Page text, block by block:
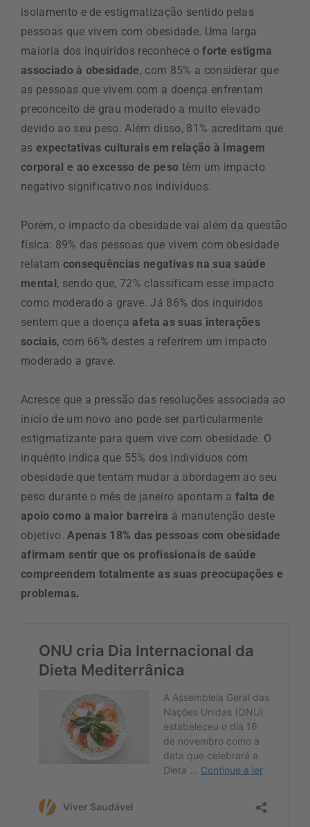
isolamento e de estigmatização sentido pelas
pessoas que vivem com obesidade. Uma larga
maioria dos inquiridos reconhece oforte estigma
associado à obesidade, com 85% a considerar que
as pessoas que vivem com a doença enfrentam
preconceito de grau moderado a muito elevado
devido ao seu peso. Além disso, 81% acreditam que
as expectativas culturais em relação à imagem
corporal e ao excesso de peso têm um impacto
negativo significativo nos indivíduos.
Porém, o impacto da obesidade vai além da questão
física: 89% das pessoas que vivem com obesidade
relatam consequências negativas na sua saúde
mental, sendo que, 72% classificam esse impacto
como moderado a grave. Já 86% dos inquiridos
sentem que a doençaafeta as suas interações
sociais, com 66% destes a referirem um impacto
moderado a grave.
Acresce que a pressão das resoluções associada ao
início de um novo ano pode ser particularmente
estigmatizante para quem vive com obesidade. O
inquérito indica que 55% dos indivíduos com
obesidade que tentam mudar a abordagem ao seu
peso durante o mês de janeiro apontam a falta de
apoio como a maior barreira à manutenção deste
objetivo.Apenas 18% das pessoas com obesidade
afirmam sentir que os profissionais de saúde
compreendem totalmente as suas preocupações e
problemas.